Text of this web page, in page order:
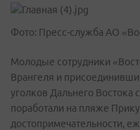
Фото: Пресс-служба АО
Молодые сотрудники
Врангеля и
уголков Дальнего Востока
поработали на пляже
достопримечательности,